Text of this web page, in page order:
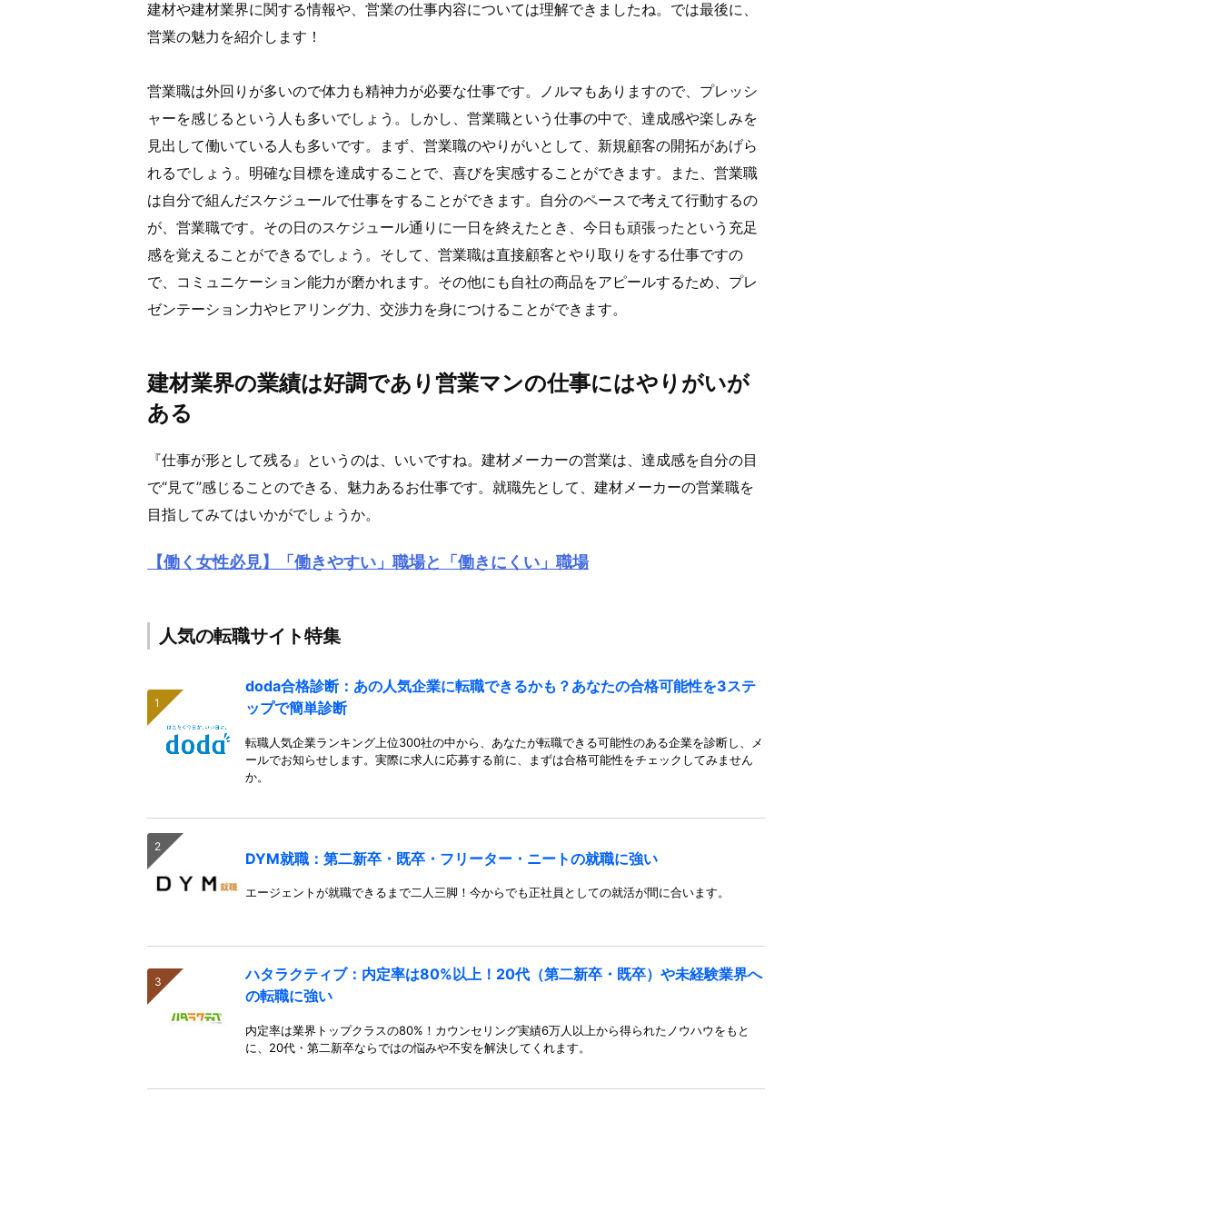
建材や建材業界に関する情報や、営業の仕事内容については理解できましたね。では最後に、
営業の魅力を紹介します！
営業職は外回りが多いので体力も精神力が必要な仕事です。ノルマもありますので、プレッシ
ャーを感じるという人も多いでしょう。しかし、営業職という仕事の中で、達成感や楽しみを
見出して働いている人も多いです。まず、営業職のやりがいとして、新規顧客の開拓があげら
れるでしょう。明確な目標を達成することで、喜びを実感することができます。また、営業職
は自分で組んだスケジュールで仕事をすることができます。自分のペースで考えて行動するの
が、営業職です。その日のスケジュール通りに一日を終えたとき、今日も頑張ったという充足
感を覚えることができるでしょう。そして、営業職は直接顧客とやり取りをする仕事ですの
で、コミュニケーション能力が磨かれます。その他にも自社の商品をアピールするため、プレ
ゼンテーション力やヒアリング力、交渉力を身につけることができます。
建材業界の業績は好調であり営業マンの仕事にはやりがいが
ある
『仕事が形として残る』というのは、いいですね。建材メーカーの営業は、達成感を自分の目
で“見て”感じることのできる、魅力あるお仕事です。就職先として、建材メーカーの営業職を
目指してみてはいかがでしょうか。
【働く女性必見】「働きやすい」職場と「働きにくい」職場
人気の転職サイト特集
doda合格診断：あの人気企業に転職できるかも？あなたの合格可能性を3ステ
ップで簡単診断
転職人気企業ランキング上位300社の中から、あなたが転職できる可能性のある企業を診断し、メ
ールでお知らせします。実際に求人に応募する前に、まずは合格可能性をチェックしてみません
か。
DYM就職：第二新卒・既卒・フリーター・ニートの就職に強い
エージェントが就職できるまで二人三脚！今からでも正社員としての就活が間に合います。
ハタラクティブ：内定率は80%以上！20代（第二新卒・既卒）や未経験業界へ
の転職に強い
内定率は業界トップクラスの80%！カウンセリング実績6万人以上から得られたノウハウをもと
に、20代・第二新卒ならではの悩みや不安を解決してくれます。